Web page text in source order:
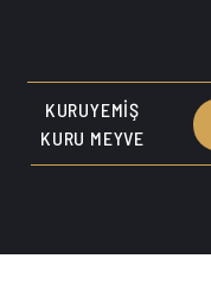
KURUYEMIŞ
KURU MEYVE